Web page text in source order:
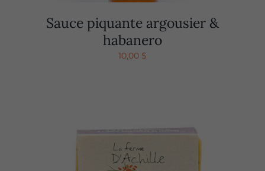
Sauce piquante argousier &
habanero
10,00 $